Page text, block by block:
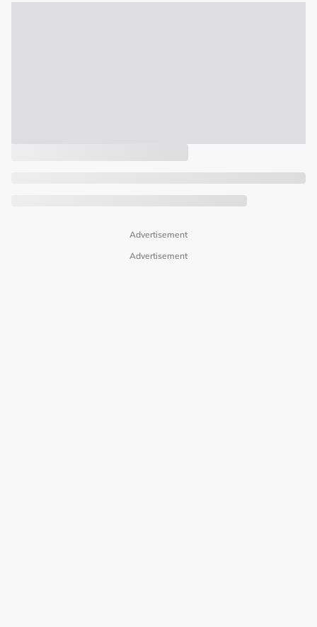
Advertisement
Advertisement